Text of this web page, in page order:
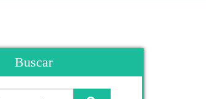
Buscar